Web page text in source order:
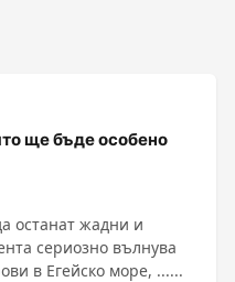
ще бъде особено
останат жадни и
сериозно вълнува
в Егейско море, ......